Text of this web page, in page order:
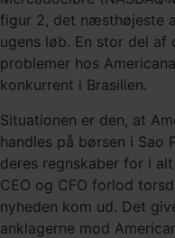
figur 2, det næsthøjeste
ugens løb. En stor del
problemer hos
konkurrent i Brasilien.
Situationen er den, at
handles på børsen i Sao
deres regnskaber for i
CEO og CFO forlod
nyheden kom ud. Det
anklagerne mod